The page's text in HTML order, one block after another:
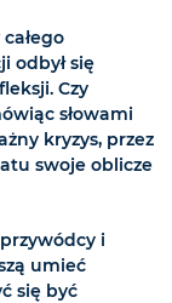
odbył się
Czy
słowami
kryzys, przez
swoje oblicze
i
umieć
się być